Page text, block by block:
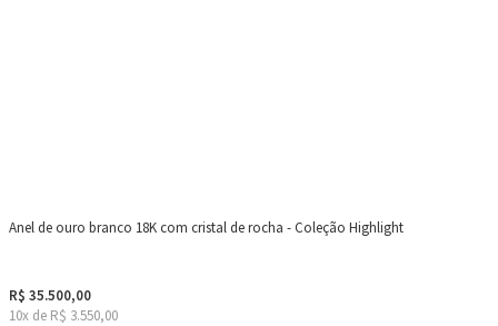
Anel de ouro branco 18K com cristal de rocha - Coleção Highlight
R$ 35.500,00
10x de R$ 3.550,00